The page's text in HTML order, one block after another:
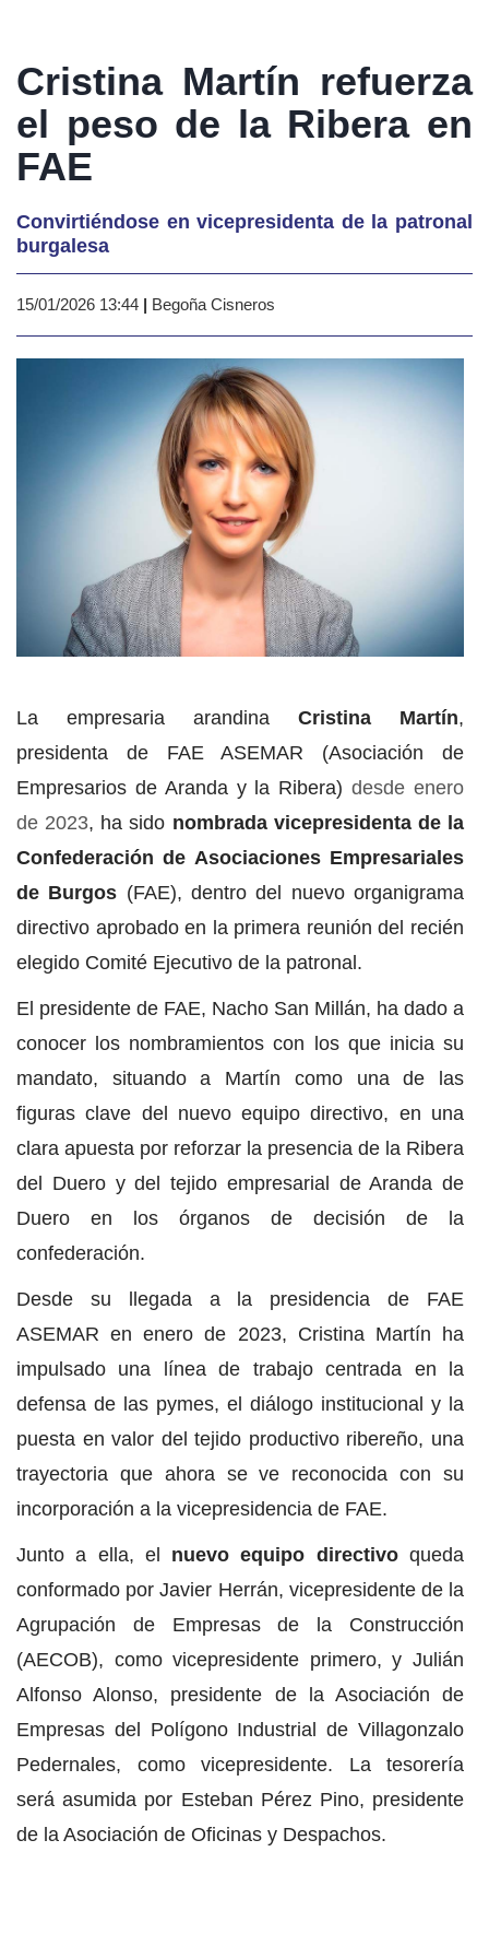
Cristina Martín refuerza
el peso de la Ribera en
FAE
Convirtiéndose en vicepresidenta de la patronal
burgalesa
15/01/2026 13:44 | Begoña Cisneros
La empresaria arandina Cristina Martín,
presidenta de FAE ASEMAR (Asociación de
Empresarios de Aranda y la Ribera)desde enero
de 2023, ha sido nombrada vicepresidenta de la
Confederación de Asociaciones Empresariales
de Burgos (FAE), dentro del nuevo organigrama
directivo aprobado en la primera reunión del recién
elegido Comité Ejecutivo de la patronal.
El presidente de FAE, Nacho San Millán, ha dado a
conocer los nombramientos con los que inicia su
mandato, situando a Martín como una de las
figuras clave del nuevo equipo directivo, en una
clara apuesta por reforzar la presencia de la Ribera
del Duero y del tejido empresarial de Aranda de
Duero en los órganos de decisión de la
confederación.
Desde su llegada a la presidencia de FAE
ASEMAR en enero de 2023, Cristina Martín ha
impulsado una línea de trabajo centrada en la
defensa de las pymes, el diálogo institucional y la
puesta en valor del tejido productivo ribereño, una
trayectoria que ahora se ve reconocida con su
incorporación a la vicepresidencia de FAE.
Junto a ella, el nuevo equipo directivoqueda
conformado por Javier Herrán, vicepresidente de la
Agrupación de Empresas de la Construcción
(AECOB), como vicepresidente primero, y Julián
Alfonso Alonso, presidente de la Asociación de
Empresas del Polígono Industrial de Villagonzalo
Pedernales, como vicepresidente. La tesorería
será asumida por Esteban Pérez Pino, presidente
de la Asociación de Oficinas y Despachos.